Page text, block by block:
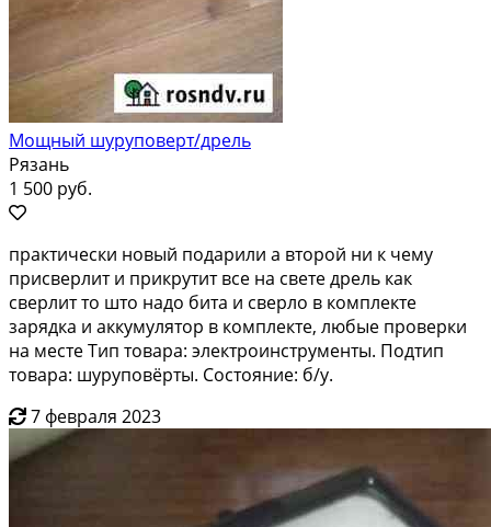
Мощный шуруповерт/дрель
Рязань
1 500 руб.
практически новый подарили а второй ни к чему
присверлит и прикрутит все на свете дрель как
сверлит то што надо бита и сверло в комплекте
зарядка и аккумулятор в комплекте, любые проверки
на месте Тип товара: электроинструменты. Подтип
товара: шуруповёрты. Состояние: б/у.
7 февраля 2023